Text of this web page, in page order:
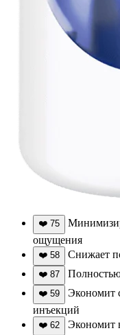
❤️ 75
ощущения
❤️ 58 Снижает
❤️ 87
❤️ 59
Экономит
инъекций
❤️ 62
Экономит